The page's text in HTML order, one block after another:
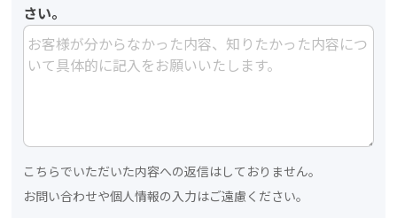
さい。
こちらでいただいた内容への返信はしておりません。
お問い合わせや個人情報の入力はご遠慮ください。